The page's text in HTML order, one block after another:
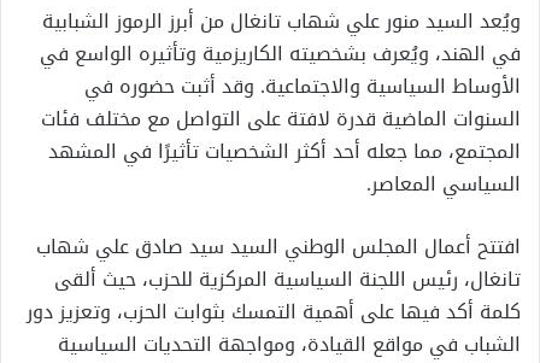
ويُعد السيد منور علي شهاب تانغال من أبرز الرموز الشبابية
في الهند، ويُعرف بشخصيته الكاريزمية وتأثيره الواسع في
الأوساط السياسية والاجتماعية. وقد أثبت حضوره في
السنوات الماضية قدرة لافتة على التواصل مع مختلف فئات
المجتمع، مما جعله أحد أكثر الشخصيات تأثيرًا في المشهد
السياسي المعاصر.
افتتح أعمال المجلس الوطني السيد سيد صادق علي شهاب
تانغال، رئيس اللجنة السياسية المركزية للحزب، حيث ألقى
كلمة أكد فيها على أهمية التمسك بثوابت الحزب، وتعزيز دور
الشباب في مواقع القيادة، ومواجهة التحديات السياسية